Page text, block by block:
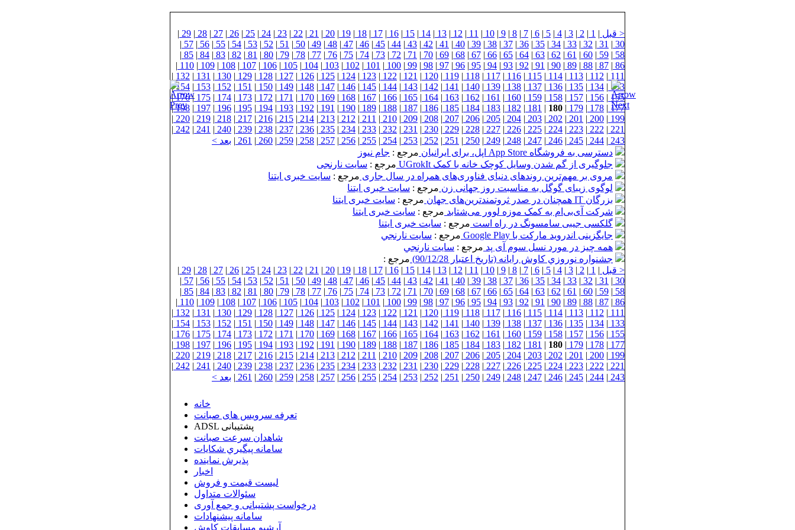
< قبل |
1
|
2
|
3
|
4
|
5
|
6
|
7
|
8
|
9
|
10
|
11
|
12
|
13
|
14
|
15
|
16
|
17
|
18
|
19
|
20
|
21
|
22
|
23
|
24
|
25
|
26
|
27
|
28
|
29
|
30
|
31
|
32
|
33
|
34
|
35
|
36
|
37
|
38
|
39
|
40
|
41
|
42
|
43
|
44
|
45
|
46
|
47
|
48
|
49
|
50
|
51
|
52
|
53
|
54
|
55
|
56
|
57
|
58
|
59
|
60
|
61
|
62
|
63
|
64
|
65
|
66
|
67
|
68
|
69
|
70
|
71
|
72
|
73
|
74
|
75
|
76
|
77
|
78
|
79
|
80
|
81
|
82
|
83
|
84
|
85
|
86
|
87
|
88
|
89
|
90
|
91
|
92
|
93
|
94
|
95
|
96
|
97
|
98
|
99
|
100
|
101
|
102
|
103
|
104
|
105
|
106
|
107
|
108
|
109
|
110
|
111
|
112
|
113
|
114
|
115
|
116
|
117
|
118
|
119
|
120
|
121
|
122
|
123
|
124
|
125
|
126
|
127
|
128
|
129
|
130
|
131
|
132
|
133
|
134
|
135
|
136
|
137
|
138
|
139
|
140
|
141
|
142
|
143
|
144
|
145
|
146
|
147
|
148
|
149
|
150
|
151
|
152
|
153
|
154
|
155
|
156
|
157
|
158
|
159
|
160
|
161
|
162
|
163
|
164
|
165
|
166
|
167
|
168
|
169
|
170
|
171
|
172
|
173
|
174
|
175
|
176
|
177
|
178
|
179
|
180
|
181
|
182
|
183
|
184
|
185
|
186
|
187
|
188
|
189
|
190
|
191
|
192
|
193
|
194
|
195
|
196
|
197
|
198
|
199
|
200
|
201
|
202
|
203
|
204
|
205
|
206
|
207
|
208
|
209
|
210
|
211
|
212
|
213
|
214
|
215
|
216
|
217
|
218
|
219
|
220
|
221
|
222
|
223
|
224
|
225
|
226
|
227
|
228
|
229
|
230
|
231
|
232
|
233
|
234
|
235
|
236
|
237
|
238
|
239
|
240
|
241
|
242
|
243
|
244
|
245
|
246
|
247
|
248
|
249
|
250
|
251
|
252
|
253
|
254
|
255
|
256
|
257
|
258
|
259
|
260
|
261
| بعد >
دسترسی به فروشگاه App Store اپل، برای ایرانیان
مرجع : جام نيوز
جلوگیری از گم شدن وسایل کوچک خانه با کمک UGrokIt
مرجع : سایت نارنجی
مروی بر مهم‌ترین روندهای دنیای فناوری‌های همراه در سال جاری مرجع : سایت خبری ایتنا
لوگوی زیبای گوگل به مناسبت روز جهانی زن مرجع : سایت خبری ایتنا
بزرگان IT همچنان در صدر ثروتمندترین‌های جهان
مرجع : سایت خبری ایتنا
شرکت آی‌بی‌ام به کمک موزه لوور می‌شتابد مرجع : سایت خبری ایتنا
گلکسی جیبی سامسونگ در راه است مرجع : سایت خبری ایتنا
جایگزینی اندروید مارکت با Google Play
مرجع : سايت نارنجي
همه چیز در مورد نسل سوم آی پد مرجع : سايت نارنجي
جشنواره نوروزي كاوش رايانه (تاريخ اعتبار 90/12/28)
مرجع :
< قبل |
1
|
2
|
3
|
4
|
5
|
6
|
7
|
8
|
9
|
10
|
11
|
12
|
13
|
14
|
15
|
16
|
17
|
18
|
19
|
20
|
21
|
22
|
23
|
24
|
25
|
26
|
27
|
28
|
29
|
30
|
31
|
32
|
33
|
34
|
35
|
36
|
37
|
38
|
39
|
40
|
41
|
42
|
43
|
44
|
45
|
46
|
47
|
48
|
49
|
50
|
51
|
52
|
53
|
54
|
55
|
56
|
57
|
58
|
59
|
60
|
61
|
62
|
63
|
64
|
65
|
66
|
67
|
68
|
69
|
70
|
71
|
72
|
73
|
74
|
75
|
76
|
77
|
78
|
79
|
80
|
81
|
82
|
83
|
84
|
85
|
86
|
87
|
88
|
89
|
90
|
91
|
92
|
93
|
94
|
95
|
96
|
97
|
98
|
99
|
100
|
101
|
102
|
103
|
104
|
105
|
106
|
107
|
108
|
109
|
110
|
111
|
112
|
113
|
114
|
115
|
116
|
117
|
118
|
119
|
120
|
121
|
122
|
123
|
124
|
125
|
126
|
127
|
128
|
129
|
130
|
131
|
132
|
133
|
134
|
135
|
136
|
137
|
138
|
139
|
140
|
141
|
142
|
143
|
144
|
145
|
146
|
147
|
148
|
149
|
150
|
151
|
152
|
153
|
154
|
155
|
156
|
157
|
158
|
159
|
160
|
161
|
162
|
163
|
164
|
165
|
166
|
167
|
168
|
169
|
170
|
171
|
172
|
173
|
174
|
175
|
176
|
177
|
178
|
179
|
180
|
181
|
182
|
183
|
184
|
185
|
186
|
187
|
188
|
189
|
190
|
191
|
192
|
193
|
194
|
195
|
196
|
197
|
198
|
199
|
200
|
201
|
202
|
203
|
204
|
205
|
206
|
207
|
208
|
209
|
210
|
211
|
212
|
213
|
214
|
215
|
216
|
217
|
218
|
219
|
220
|
221
|
222
|
223
|
224
|
225
|
226
|
227
|
228
|
229
|
230
|
231
|
232
|
233
|
234
|
235
|
236
|
237
|
238
|
239
|
240
|
241
|
242
|
243
|
244
|
245
|
246
|
247
|
248
|
249
|
250
|
251
|
252
|
253
|
254
|
255
|
256
|
257
|
258
|
259
|
260
|
261
| بعد >
خانه
تعرفه سرویس های صبانت
ADSL پشتیبانی
شاهدان سرعت صبانت
سامانه پيگيري شكايات
پذيرش نماينده
اخبار
لیست قیمت و فروش
سئوالات متداول
درخواست پشتیبانی و جمع آوری
سامانه پیشنهادات
آرشیو مسابقات کاوش